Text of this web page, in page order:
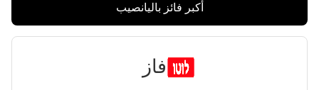
أكبر فائز باليانصيب
فاز